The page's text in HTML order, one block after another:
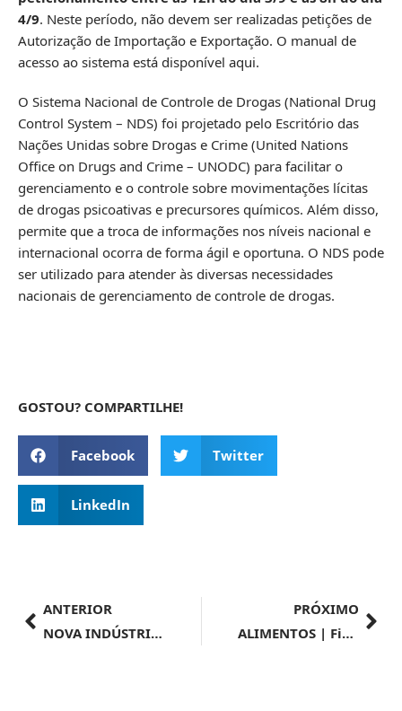
4/9. Neste período, não devem ser realizadas petições de
Autorização de Importação e Exportação. O manual de
acesso ao sistema está disponível aqui.
O Sistema Nacional de Controle de Drogas (National Drug
Control System – NDS) foi projetado pelo Escritório das
Nações Unidas sobre Drogas e Crime (United Nations
Office on Drugs and Crime – UNODC) para facilitar o
gerenciamento e o controle sobre movimentações lícitas
de drogas psicoativas e precursores químicos. Além disso,
permite que a troca de informações nos níveis nacional e
internacional ocorra de forma ágil e oportuna. O NDS pode
ser utilizado para atender às diversas necessidades
nacionais de gerenciamento de controle de drogas.
GOSTOU? COMPARTILHE!
Facebook Twitter
LinkedIn
ANTERIOR
NOVA INDÚSTRIA BRASIL | Programa Mover já tem 121 empresas habilitadas, diz Alckmin
PRÓXIMO
ALIMENTOS | Fique atento! Novas regras para regularização de alimentos entram em vigor